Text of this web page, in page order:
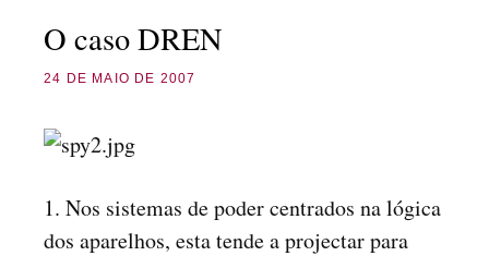
O caso DREN
24 DE MAIO DE 2007
1. Nos sistemas de poder centrados na lógica
dos aparelhos, esta tende a projectar para